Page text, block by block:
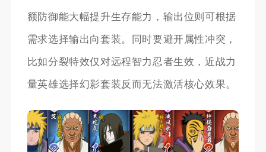
额防御能大幅提升生存能力，输出位则可根据
需求选择输出向套装。同时要避开属性冲突，
比如分裂特效仅对远程智力忍者生效，近战力
量英雄选择幻影套装反而无法激活核心效果。